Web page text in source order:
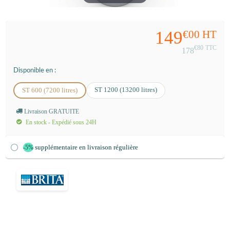
149€00 HT
178€80 TTC
Disponible en :
ST 600 (7200 litres) ST 1200 (13200 litres)
Livraison GRATUITE
En stock - Expédié sous 24H
-5% supplémentaire en livraison régulière